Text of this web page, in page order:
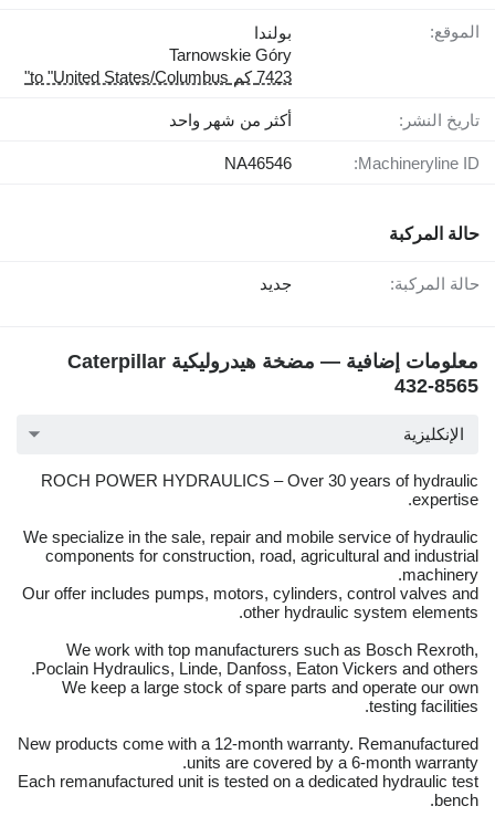
الموقع:
بولندا
Tarnowskie Góry
7423 كم to "United States/Columbus"
تاريخ النشر: أكثر من شهر واحد
Machineryline ID:
NA46546
حالة المركبة
حالة المركبة: جديد
معلومات إضافية — مضخة هيدروليكية Caterpillar
432-8565
الإنكليزية
ROCH POWER HYDRAULICS – Over 30 years of hydraulic
expertise.
We specialize in the sale, repair and mobile service of hydraulic
components for construction, road, agricultural and industrial
machinery.
Our offer includes pumps, motors, cylinders, control valves and
other hydraulic system elements.
We work with top manufacturers such as Bosch Rexroth,
Poclain Hydraulics, Linde, Danfoss, Eaton Vickers and others.
We keep a large stock of spare parts and operate our own
testing facilities.
New products come with a 12-month warranty. Remanufactured
units are covered by a 6-month warranty.
Each remanufactured unit is tested on a dedicated hydraulic test
bench.